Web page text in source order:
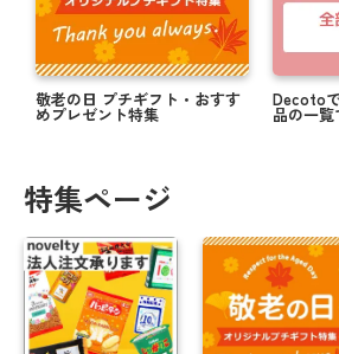
敬老の日 プチギフト・おすす
めプレゼント特集
Decoto
品の一覧
特集ページ